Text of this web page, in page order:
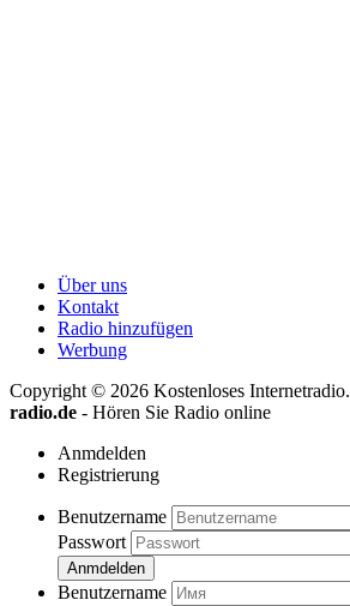
Über uns
Kontakt
Radio hinzufügen
Werbung
Copyright © 2026 Kostenloses Internetradio.
radio.de - Hören Sie Radio online
Anmdelden
Registrierung
Benutzername
Passwort
Anmdelden
Benutzername